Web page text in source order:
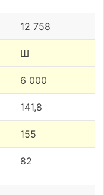
12 758
Ш
6 000
141,8
155
82